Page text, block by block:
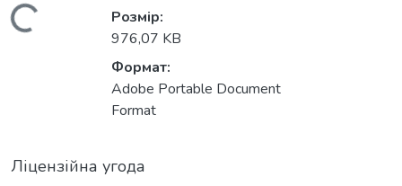
Вантажиться...
Розмір:
976,07 KB
Формат:
Adobe Portable Document
Format
Ліцензійна угода